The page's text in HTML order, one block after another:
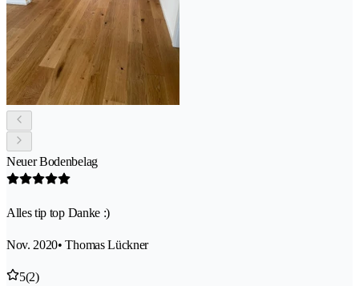
Neuer Bodenbelag
Alles tip top Danke :)
Nov. 2020• Thomas Lückner
5(2)